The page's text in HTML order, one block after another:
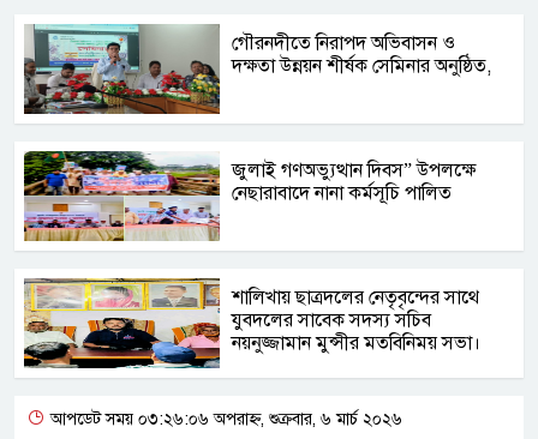
গৌরনদীতে নিরাপদ অভিবাসন ও
দক্ষতা উন্নয়ন শীর্ষক সেমিনার অনুষ্ঠিত,
জুলাই গণঅভ্যুত্থান দিবস” উপলক্ষে
নেছারাবাদে নানা কর্মসূচি পালিত
শালিখায় ছাত্রদলের নেতৃবৃন্দের সাথে
যুবদলের সাবেক সদস্য সচিব
নয়নুজ্জামান মুন্সীর মতবিনিময় সভা।
আপডেট সময় ০৩:২৬:০৬ অপরাহ্ন, শুক্রবার, ৬ মার্চ ২০২৬